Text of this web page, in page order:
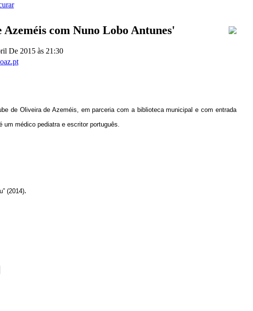
com Nuno Lobo Antunes'
De 2015 às 21:30
de Oliveira de Azeméis, em parceria com a biblioteca municipal e com entrada
um médico pediatra e escritor português.
(2014).